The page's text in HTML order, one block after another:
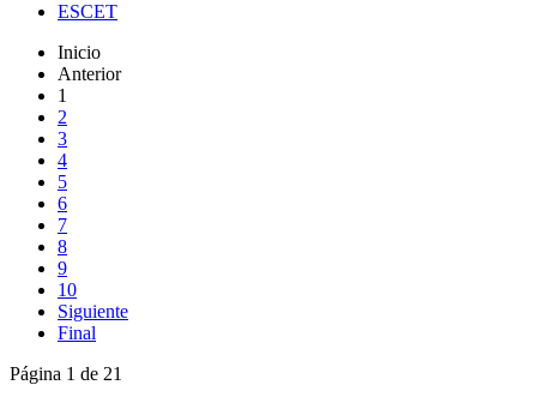
ESCET
Inicio
Anterior
1
2
3
4
5
6
7
8
9
10
Siguiente
Final
Página 1 de 21